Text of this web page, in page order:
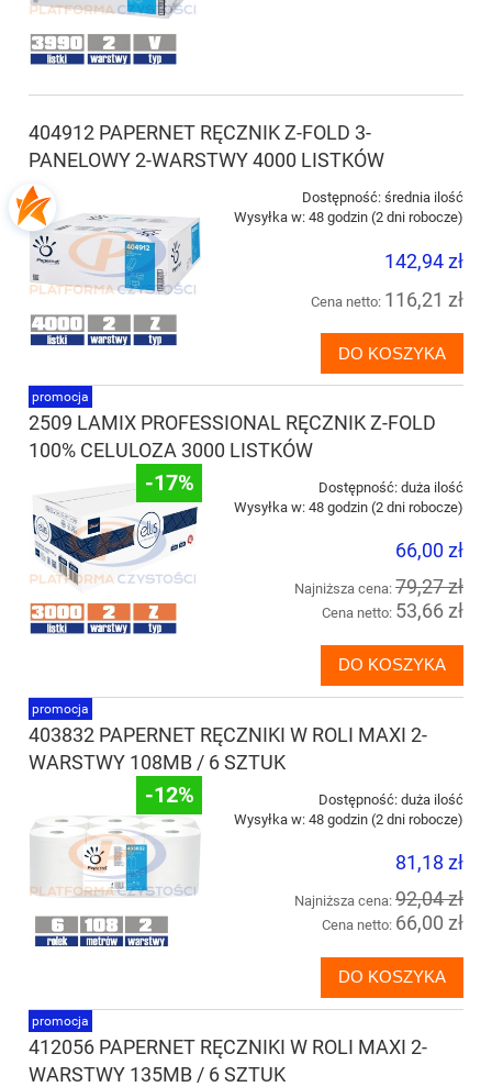
404912 PAPERNET RĘCZNIK Z-FOLD 3-
PANELOWY 2-WARSTWY 4000 LISTKÓW
Dostępność: średnia ilość
Wysyłka w: 48 godzin (2 dni robocze)
142,94 zł
Cena netto: 116,21 zł
DO KOSZYKA
2509 LAMIX PROFESSIONAL RĘCZNIK Z-FOLD
100% CELULOZA 3000 LISTKÓW
-17% Dostępność: duża ilość
Wysyłka w: 48 godzin (2 dni robocze)
66,00 zł
Najniższa cena: 79,27 zł
Cena netto: 53,66 zł
DO KOSZYKA
promocja
403832 PAPERNET RĘCZNIKI W ROLI MAXI 2-
WARSTWY 108MB / 6 SZTUK
-12% Dostępność: duża ilość
Wysyłka w: 48 godzin (2 dni robocze)
81,18 zł
Najniższa cena: 92,04 zł
Cena netto: 66,00 zł
DO KOSZYKA
promocja
412056 PAPERNET RĘCZNIKI W ROLI MAXI 2-
WARSTWY 135MB / 6 SZTUK
promocja